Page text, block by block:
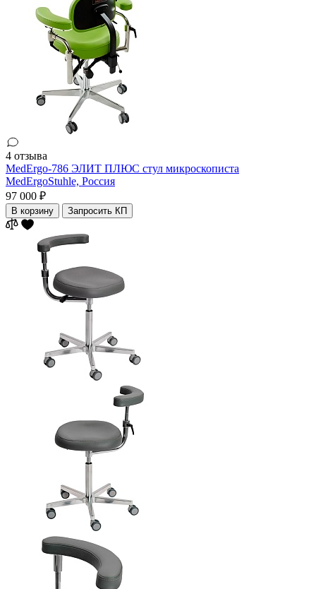
4 отзыва
MedErgo-786 ЭЛИТ ПЛЮС cтул микроскописта
MedErgoStuhle, Россия
97 000 ₽
В корзину Запросить КП